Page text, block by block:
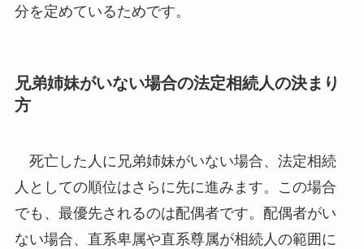
分を定めているためです。
兄弟姉妹がいない場合の法定相続人の決まり
方
死亡した人に兄弟姉妹がいない場合、法定相続
人としての順位はさらに先に進みます。この場合
でも、最優先されるのは配偶者です。配偶者がい
ない場合、直系卑属や直系尊属が相続人の範囲に